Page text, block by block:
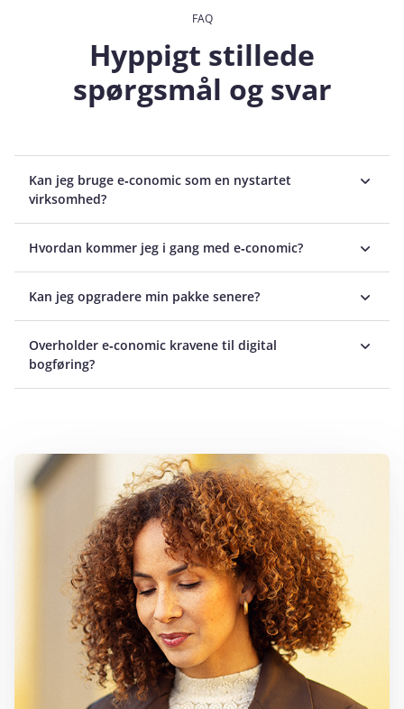
FAQ
Hyppigt stillede
spørgsmål og svar
Kan jeg bruge e‑conomic som en nystartet
virksomhed?
Hvordan kommer jeg i gang med e‑conomic?
Kan jeg opgradere min pakke senere?
Overholder e‑conomic kravene til digital
bogføring?